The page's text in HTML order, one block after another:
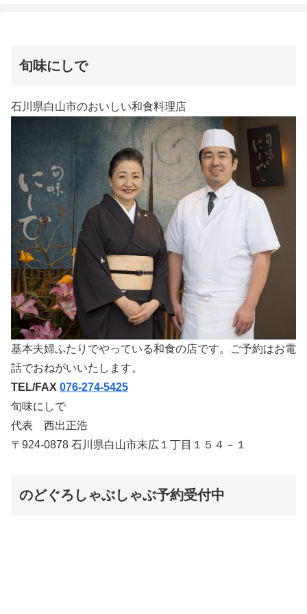
旬味にしで
石川県白山市のおいしい和食料理店
基本夫婦ふたりでやっている和食の店です。ご予約はお電
話でおねがいいたします。
TEL/FAX 076-274-5425
旬味にしで
代表 西出正浩
〒924-0878 石川県白山市末広１丁目１５４－１
のどぐろしゃぶしゃぶ予約受付中